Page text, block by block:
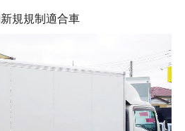
規規制適合車